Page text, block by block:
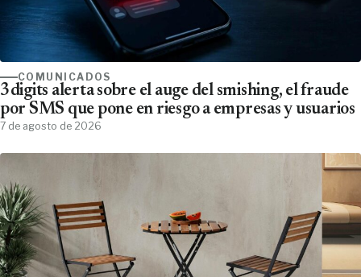
COMUNICADOS
3digits alerta sobre el auge del smishing, el fraude
por SMS que pone en riesgo a empresas y usuarios
7 de agosto de 2026